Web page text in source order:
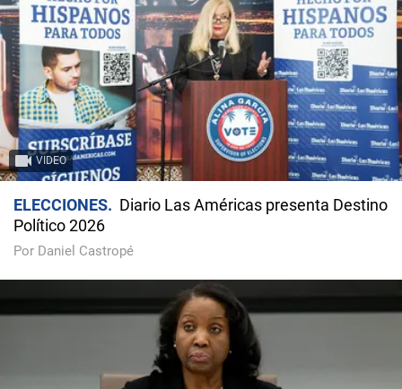
VIDEO
ELECCIONES
Diario Las Américas presenta Destino
Político 2026
Por Daniel Castropé